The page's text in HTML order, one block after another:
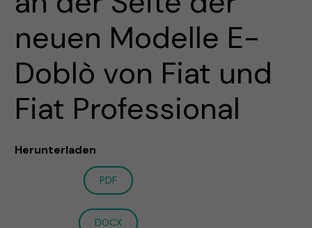
neuen Modelle E-
Doblò von Fiat und
Fiat Professional
Herunterladen
PDF
DOCX